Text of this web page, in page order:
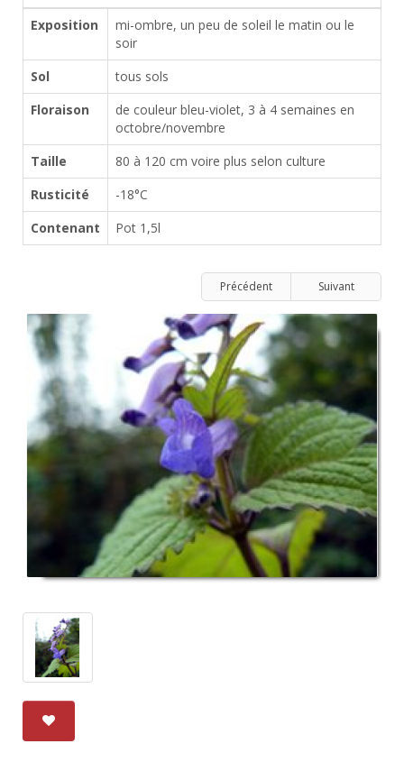
Exposition
mi-ombre, un peu de soleil le matin ou le
soir
Sol
tous sols
Floraison
de couleur bleu-violet, 3 à 4 semaines en
octobre/novembre
Taille
80 à 120 cm voire plus selon culture
Rusticité
-18°C
Contenant
Pot 1,5l
Précédent Suivant